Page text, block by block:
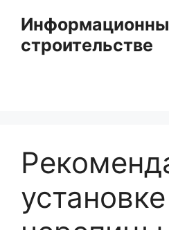
содержимому
строительстве